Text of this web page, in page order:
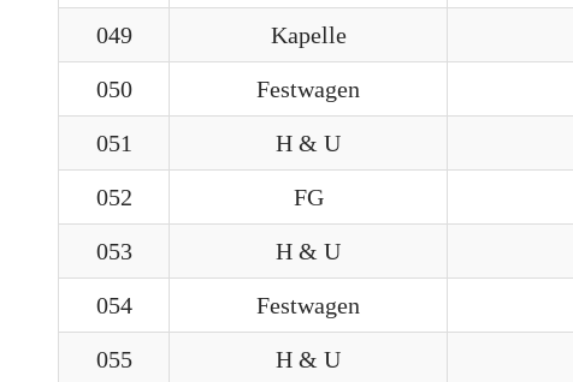
049 Kapelle
050 Festwagen
051 H & U
052 FG
053 H & U
054 Festwagen
055 H & U